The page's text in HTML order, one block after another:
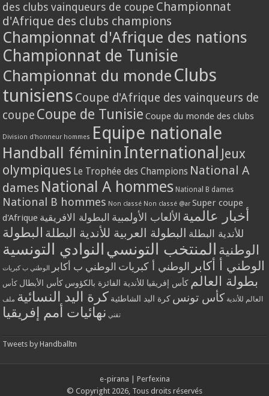
des clubs vainqueurs de coupe Championnat
d'Afrique des clubs champions
Championnat d'Afrique des nations
Championnat de Tunisie
Championnat du monde Clubs
tunisiens Coupe d'Afrique des vainqueurs de
coupe Coupe de Tunisie Coupe du monde des clubs
Division d'honneur hommes Equipe nationale
Handball féminin International Jeux
olympiques Le Trophée des Champions National A
dames National A hommes National B dames
National B hommes Non classé Non classé @ar Super coupe
d'Afrique
أخبار عالمية الألعاب الأولمبية البطولة الافريقية
للأندية البطلة البطولة العربية للأندية البطلة البطولة
الوطنية المنتخب التونسي النوادي التونسية
الوطني أ أكابر الوطني أ كبريات الوطني ب أكابر الوطني ب كبريات
بطولة العالم كأس إفريقيا للأندية الفائزة بالكؤوس كأس الأبطال كأس
العالم للأندية كأس تونس كرة اليد الشاطئية كرة اليد النسائية ملف
تقني نهائيات أمم إفريقيا
Tweets by Handballtn
e-pirana
Perfexina
© Copyright 2026, Tous droits réservés